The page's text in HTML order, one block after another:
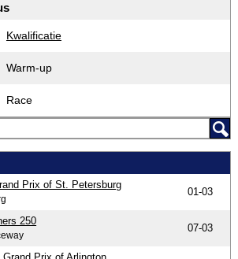
Kwalificatie
Warm-up
Race
Prix of St. Petersburg
01-03
250
07-03